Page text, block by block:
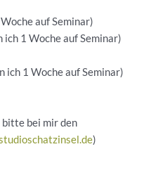
auf Seminar)
ich 1 Woche auf Seminar)
ich 1 Woche auf Seminar)
bei mir den
)